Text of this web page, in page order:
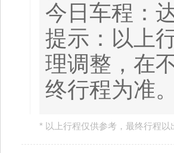
今日车程：
提示：以上
理调整，在
终行程为准
* 以上行程仅供参考，最终行程以